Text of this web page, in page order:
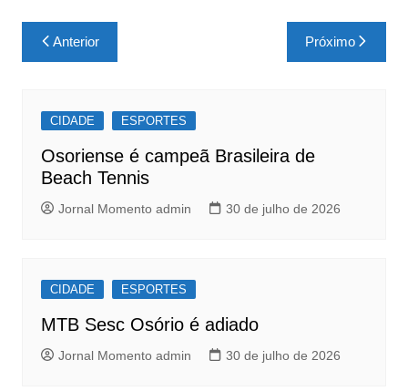
c
e
o
o
k
at
s
p
p
Navegação
de
Anterior Próximo
CIDADE ESPORTES
Osoriense é campeã Brasileira de
Beach Tennis
Jornal Momento admin 30 de julho de 2026
CIDADE ESPORTES
MTB Sesc Osório é adiado
Jornal Momento admin 30 de julho de 2026